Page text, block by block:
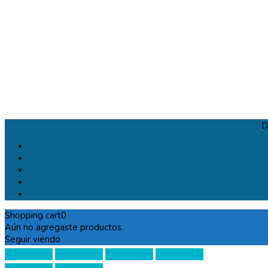
Shopping cart0
Aún no agregaste productos.
Seguir viendo